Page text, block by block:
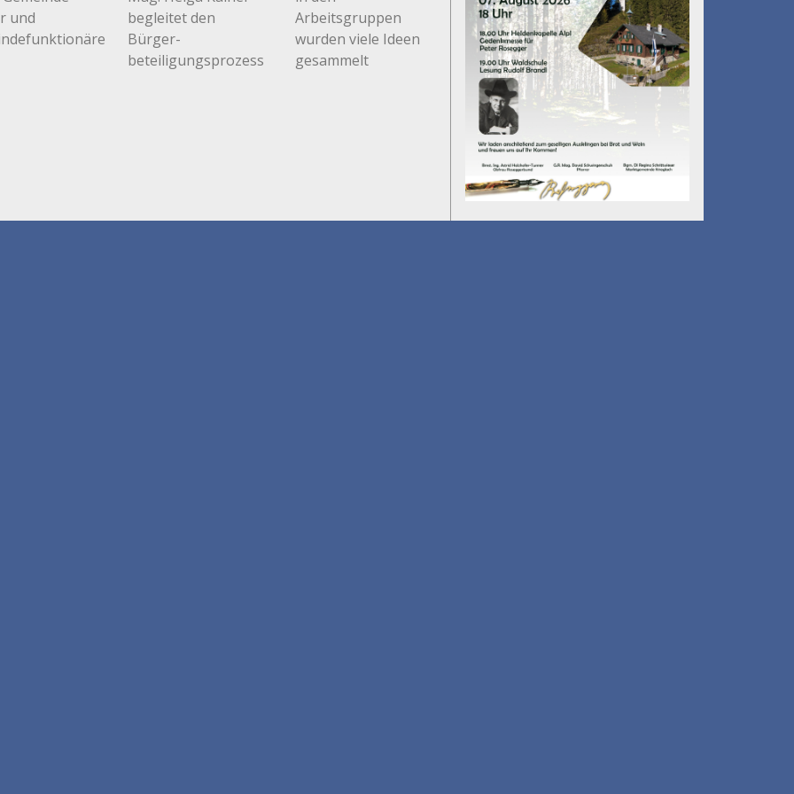
und
begleitet den
Bürger-
beteiligungsprozess
Arbeitsgruppen
wurden viele Ideen
gesammelt